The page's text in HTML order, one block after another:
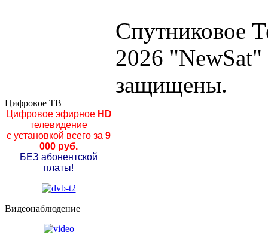
Спутниковое
2026
защищены.
Цифровое ТВ
Цифровое эфирноеHD
телевидение
с установкой всего за 9
000 руб.
БЕЗ абонентской
платы!
Видеонаблюдение